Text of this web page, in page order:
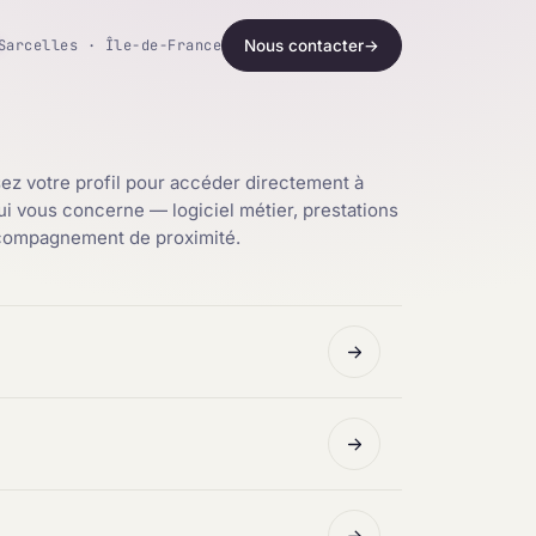
Sarcelles · Île-de-France Nous contacter→
votre profil pour accéder directement à
vous concerne — logiciel métier, prestations
de proximité.